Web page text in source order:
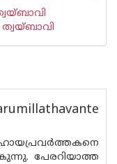
ത്വയ്ബാവി
പേരറിയാത്ത